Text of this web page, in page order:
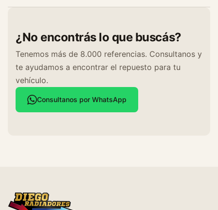
¿No encontrás lo que buscás?
Tenemos más de 8.000 referencias. Consultanos y
te ayudamos a encontrar el repuesto para tu
vehículo.
Consultanos por WhatsApp